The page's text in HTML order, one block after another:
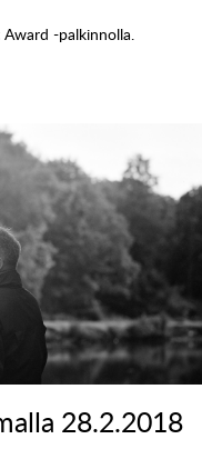
-palkinnolla.
28.2.2018